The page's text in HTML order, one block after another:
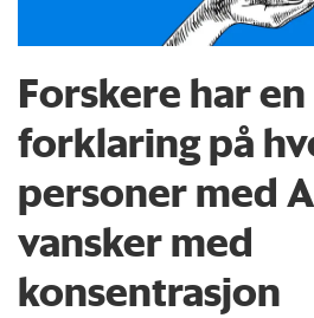
Forskere har
forklaring på
personer med
vansker med
konsentrasjon